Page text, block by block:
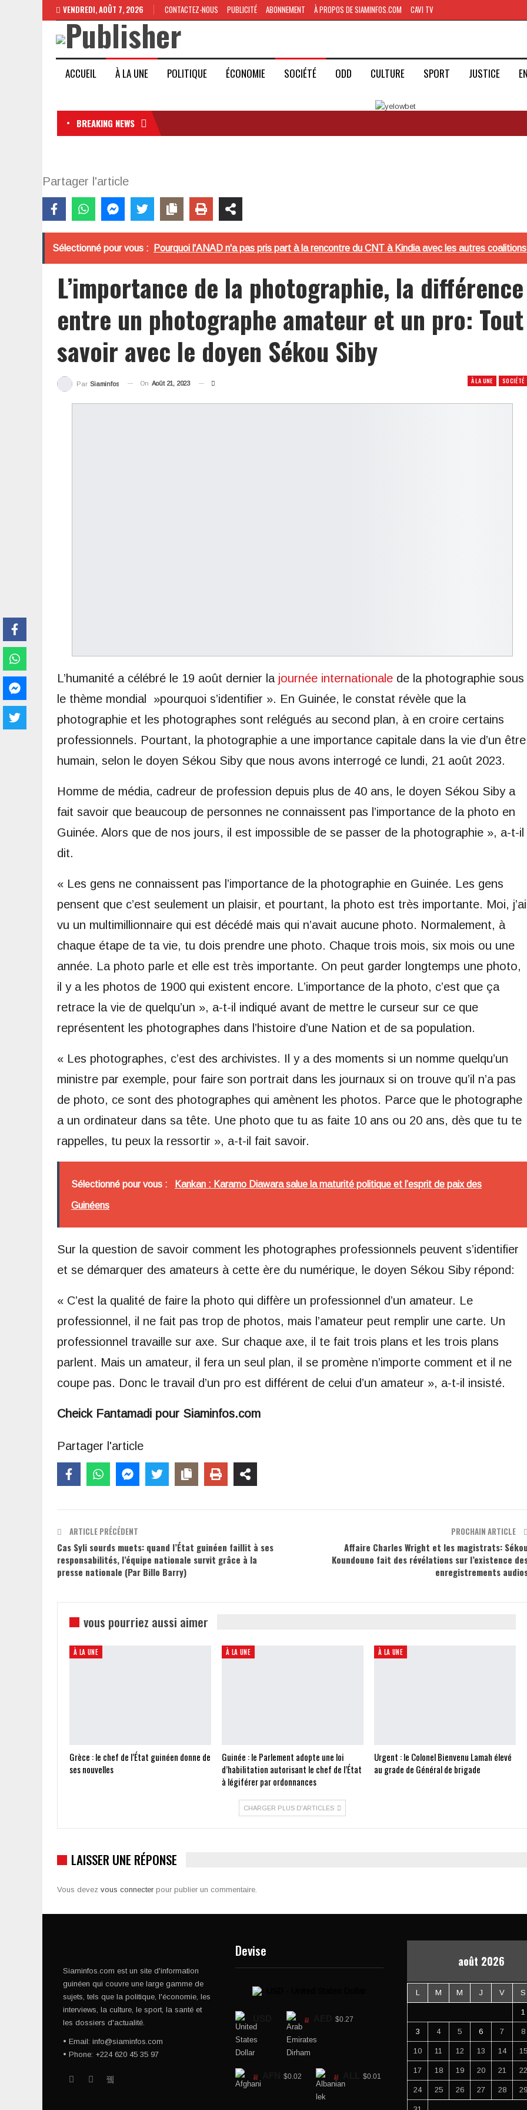
VENDREDI, AOÛT 7, 2026 CONTACTEZ-NOUS PUBLICITÉ ABONNEMENT À PROPOS DE SIAMINFOS.COM CAVI TV
ACCUEIL À LA UNE POLITIQUE ÉCONOMIE SOCIÉTÉ ODD CULTURE SPORT JUSTICE
BREAKING NEWS
Partager l'article
Sélectionné pour vous : Pourquoi l'ANAD n'a pas pris part à la rencontre du CNT à Kindia avec les autres
L’importance de la photographie, la différence
entre un photographe amateur et un pro: Tout
savoir avec le doyen Sékou Siby
À LA UNE SOCIÉTÉ
Par Siaminfos On Août 21, 2023
L’humanité a célébré le 19 août dernier la journée internationale de la photographie sous
le thème mondial »pourquoi s’identifier ». En Guinée, le constat révèle que la
photographie et les photographes sont relégués au second plan, à en croire certains
professionnels. Pourtant, la photographie a une importance capitale dans la vie d’un être
humain, selon le doyen Sékou Siby que nous avons interrogé ce lundi, 21 août 2023.
Homme de média, cadreur de profession depuis plus de 40 ans, le doyen Sékou Siby a
fait savoir que beaucoup de personnes ne connaissent pas l’importance de la photo en
Guinée. Alors que de nos jours, il est impossible de se passer de la photographie », a-t-il
dit.
« Les gens ne connaissent pas l’importance de la photographie en Guinée. Les gens
pensent que c’est seulement un plaisir, et pourtant, la photo est très importante. Moi, j’ai
vu un multimillionnaire qui est décédé mais qui n’avait aucune photo. Normalement, à
chaque étape de ta vie, tu dois prendre une photo. Chaque trois mois, six mois ou une
année. La photo parle et elle est très importante. On peut garder longtemps une photo,
il y a les photos de 1900 qui existent encore. L’importance de la photo, c’est que ça
retrace la vie de quelqu’un », a-t-il indiqué avant de mettre le curseur sur ce que
représentent les photographes dans l’histoire d’une Nation et de sa population.
« Les photographes, c’est des archivistes. Il y a des moments si un nomme quelqu’un
ministre par exemple, pour faire son portrait dans les journaux si on trouve qu’il n’a pas
de photo, ce sont des photographes qui amènent les photos. Parce que le photographe
a un ordinateur dans sa tête. Une photo que tu as faite 10 ans ou 20 ans, dès que tu te
rappelles, tu peux la ressortir », a-t-il fait savoir.
Sélectionné pour vous : Kankan : Karamo Diawara salue la maturité politique et l’esprit de paix des
Guinéens
Sur la question de savoir comment les photographes professionnels peuvent s’identifier
et se démarquer des amateurs à cette ère du numérique, le doyen Sékou Siby répond:
« C’est la qualité de faire la photo qui diffère un professionnel d’un amateur. Le
professionnel, il ne fait pas trop de photos, mais l’amateur peut remplir une carte. Un
professionnel travaille sur axe. Sur chaque axe, il te fait trois plans et les trois plans
parlent. Mais un amateur, il fera un seul plan, il se promène n’importe comment et il ne
coupe pas. Donc le travail d’un pro est différent de celui d’un amateur », a-t-il insisté.
Cheick Fantamadi pour Siaminfos.com
Partager l'article
ARTICLE PRÉCÉDENT
Cas Syli sourds muets: quand l’État guinéen faillit à ses
responsabilités, l’équipe nationale survit grâce à la
presse nationale (Par Billo Barry)
PROCHAIN ARTICLE
Affaire Charles Wright et les magistrats: Sékou
Koundouno fait des révélations sur l’existence
enregistrements
vous pourriez aussi aimer
À LA UNE
Grèce : le chef de l’État guinéen donne de
ses nouvelles
À LA UNE
Guinée : le Parlement adopte une loi
d’habilitation autorisant le chef de l’État
à légiférer par ordonnances
À LA UNE
Urgent : le Colonel Bienvenu Lamah élevé
au grade de Général de brigade
CHARGER PLUS D'ARTICLES
LAISSER UNE RÉPONSE
Vous devez vous connecter pour publier un commentaire.
Siaminfos.com est un site d'information
guinéen qui couvre une large gamme de
sujets, tels que la politique, l'économie, les
interviews, la culture, le sport, la santé et
les dossiers d'actualité.
• Email: info@siaminfos.com
• Phone: +224 620 45 35 97
Devise
$0.27
$0.02 $0.01
août 2026
L M M J V S
1
3 4 5 6 7 8
10 11 12 13 14 15
17 18 19 20 21 22
24 25 26 27 28 29